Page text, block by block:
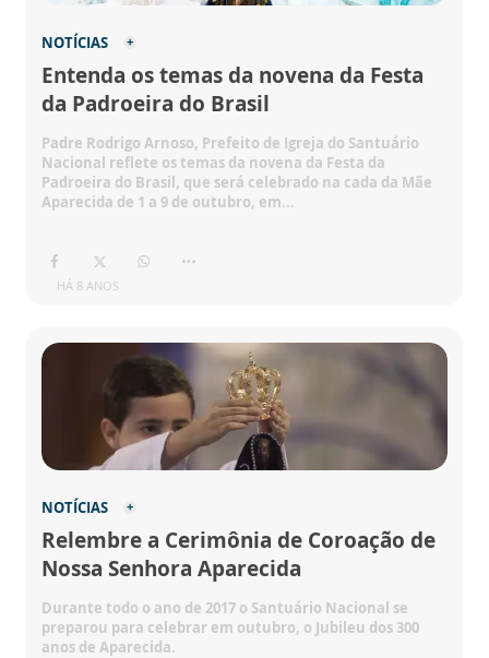
NOTÍCIAS
Entenda os temas da novena da Festa
da Padroeira do Brasil
Padre Rodrigo Arnoso, Prefeito de Igreja do Santuário
Nacional reflete os temas da novena da Festa da
Padroeira do Brasil, que será celebrado na cada da Mãe
Aparecida de 1 a 9 de outubro, em...
HÁ 8 ANOS
NOTÍCIAS
Relembre a Cerimônia de Coroação de
Nossa Senhora Aparecida
Durante todo o ano de 2017 o Santuário Nacional se
preparou para celebrar em outubro, o Jubileu dos 300
anos de Aparecida.